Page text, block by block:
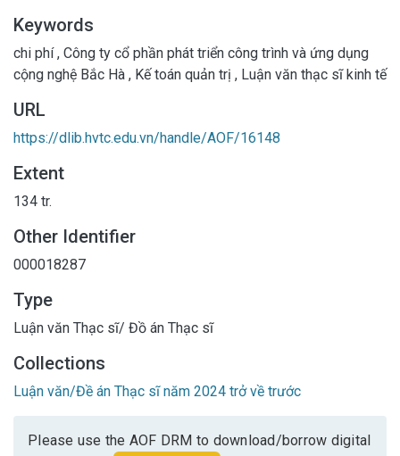
Keywords
chi phí, Công ty cổ phần phát triển công trình và ứng dụng
cộng nghệ Bắc Hà , Kế toán quản trị , Luận văn thạc sĩ kinh tế
URL
https://dlib.hvtc.edu.vn/handle/AOF/16148
Extent
134 tr.
Other Identifier
000018287
Type
Luận văn Thạc sĩ/ Đồ án Thạc sĩ
Collections
Luận văn/Đề án Thạc sĩ năm 2024 trở về trước
Please use the AOF DRM to download/borrow digital